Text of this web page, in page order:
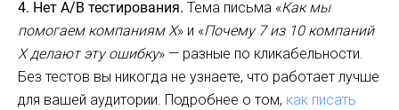
4. Нет A/B тестирования. Тема письма «Как мы
помогаем компаниям X» и «Почему 7 из 10 компаний
X делают эту ошибку» — разные по кликабельности.
Без тестов вы никогда не узнаете, что работает лучше
для вашей аудитории. Подробнее о том, как писать